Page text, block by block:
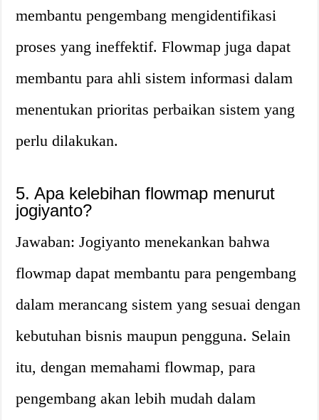
membantu pengembang mengidentifikasi
proses yang ineffektif. Flowmap juga dapat
membantu para ahli sistem informasi dalam
menentukan prioritas perbaikan sistem yang
perlu dilakukan.
5. Apa kelebihan flowmap menurut
jogiyanto?
Jawaban: Jogiyanto menekankan bahwa
flowmap dapat membantu para pengembang
dalam merancang sistem yang sesuai dengan
kebutuhan bisnis maupun pengguna. Selain
itu, dengan memahami flowmap, para
pengembang akan lebih mudah dalam